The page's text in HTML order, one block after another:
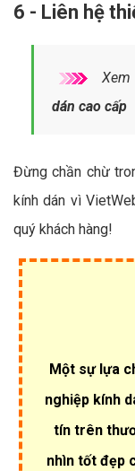
6 - Liên hệ
dán cao cấp
Đừng chần chừ
kính dán vì
quý khách hàng!
Một sự lựa
nghiệp kính
tín trên
nhìn tốt đẹp